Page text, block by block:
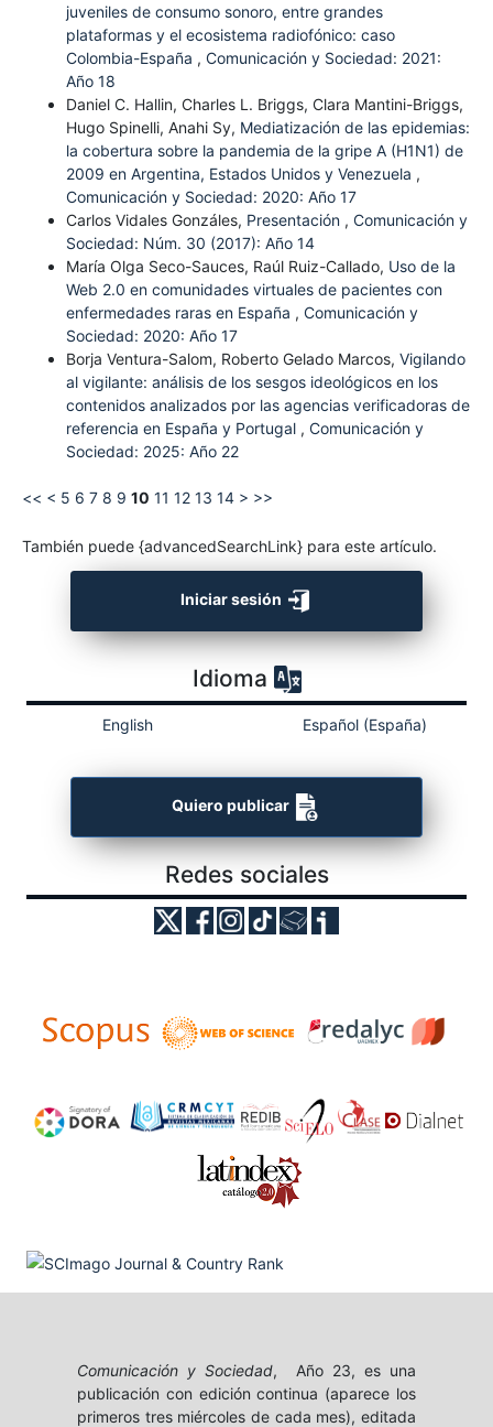
juveniles de consumo sonoro, entre grandes
plataformas y el ecosistema radiofónico: caso
Colombia-España , Comunicación y Sociedad: 2021:
Año 18
Daniel C. Hallin, Charles L. Briggs, Clara Mantini-Briggs,
Hugo Spinelli, Anahi Sy, Mediatización de las epidemias:
la cobertura sobre la pandemia de la gripe A (H1N1) de
2009 en Argentina, Estados Unidos y Venezuela ,
Comunicación y Sociedad: 2020: Año 17
Carlos Vidales Gonzáles, Presentación , Comunicación y
Sociedad: Núm. 30 (2017): Año 14
María Olga Seco-Sauces, Raúl Ruiz-Callado, Uso de la
Web 2.0 en comunidades virtuales de pacientes con
enfermedades raras en España , Comunicación y
Sociedad: 2020: Año 17
Borja Ventura-Salom, Roberto Gelado Marcos, Vigilando
al vigilante: análisis de los sesgos ideológicos en los
contenidos analizados por las agencias verificadoras de
referencia en España y Portugal , Comunicación y
Sociedad: 2025: Año 22
<< < 5 6 7 8 9 10 11 12 13 14 > >>
También puede {advancedSearchLink} para este artículo.
Iniciar sesión
Idioma
English Español (España)
Quiero publicar
Redes sociales
Comunicación y Sociedad, Año 23, es una
publicación con edición continua (aparece los
primeros tres miércoles de cada mes), editada